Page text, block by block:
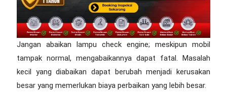
Jangan abaikan lampu check engine; meskipun mobil
tampak normal, mengabaikannya dapat fatal. Masalah
kecil yang diabaikan dapat berubah menjadi kerusakan
besar yang memerlukan biaya perbaikan yang lebih besar.